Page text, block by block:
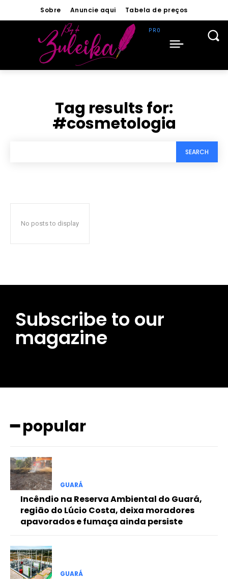
━ pricing plans
Free
Included for free:
Etiam est nibh, lobortis sit
Ut mollis pellentesque tortor
Nullam eu erat condimentum
Donec quis est ac felis
Sobre Anuncie aqui Tabela de preços
Tag results for:
#cosmetologia
SEARCH
No posts to display
Subscribe to our
magazine
━ popular
GUARÁ
Incêndio na Reserva Ambiental do Guará,
região do Lúcio Costa, deixa moradores
apavorados e fumaça ainda persiste
GUARÁ